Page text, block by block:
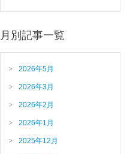
月別記事一覧
2026年5月
2026年3月
2026年2月
2026年1月
2025年12月